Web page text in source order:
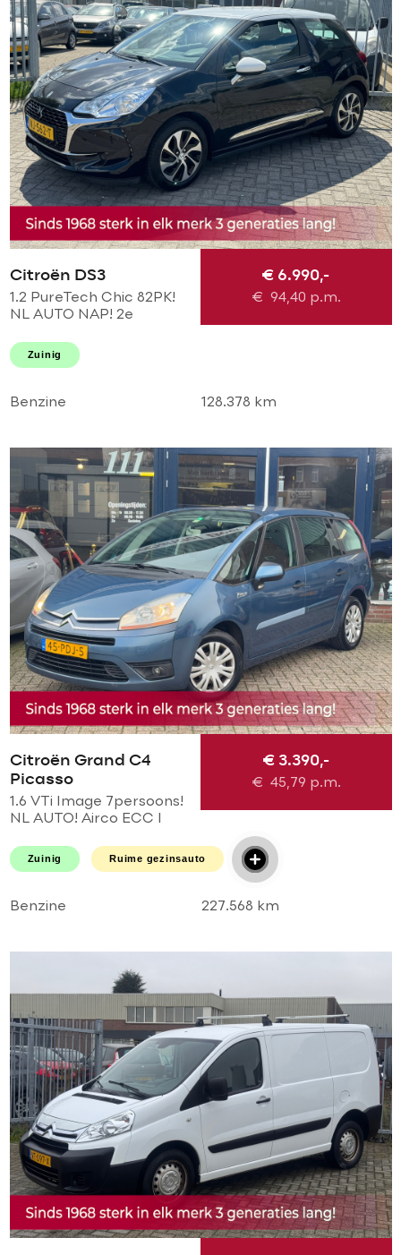
Citroën DS3
1.2 PureTech Chic 82PK!
NL AUTO NAP! 2e
Airco l LED l Cruise l
DEALER OH!
€ 6.990,-
€ 94,40 p.m.
Zuinig
Benzine 128.378 km
Citroën Grand C4
Picasso
1.6 VTi Image 7persoons!
NL AUTO! Airco ECC l
pakket! Zeer mooie auto!
€ 3.390,-
€ 45,79 p.m.
Zuinig Ruime gezinsauto
Benzine 227.568 km